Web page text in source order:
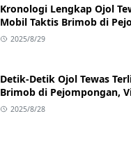
Kronologi Lengkap Ojol
Mobil Taktis Brimob di
Ternyata Sedang Antar
2025/8/29
Detik-Detik Ojol Tewas
Brimob di Pejompongan,
2025/8/28